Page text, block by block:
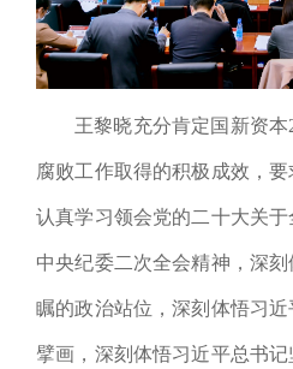
王黎晓充分肯定国新资本
腐败工作取得的积极成效，
认真学习领会党的二十大关
中央纪委二次全会精神，深
瞩的政治站位，深刻体悟习
擘画，深刻体悟习近平总书